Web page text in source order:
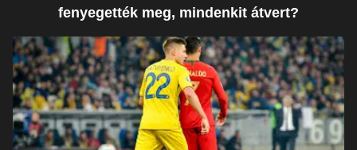
fenyegették meg, mindenkit átvert?